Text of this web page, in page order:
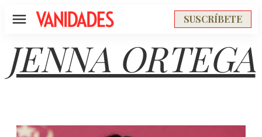
Menú SUSCRÍBETE
JENNA ORTEGA